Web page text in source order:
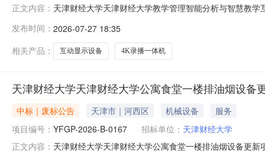
正文内容： 天津财经大学天津财经大学教学管理智能分析与智慧教
代码企业办公电话中标金额(万元)评审得分天津智警燎
发布时间： 2026-07-27 18:35
相关产品：
互动显示设备 4K录播一体机
天津财经大学天津财经大学公寓食堂一楼排油烟设备
中标｜废标公告 天津市｜河西区 机械设备
服务
项目编号： YFGP-2026-B-0167 招标单位： 天津财经大学
正文内容： 天津财经大学天津财经大学公寓食堂一楼排油烟设备更